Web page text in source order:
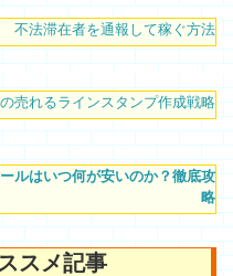
不法滞在者を通報して稼ぐ方法
売れるラインスタンプ作成戦略
ルはいつ何が安いのか？徹底攻
略
スメ記事